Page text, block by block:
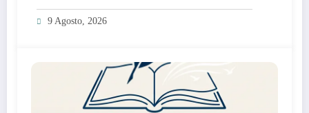
9 Agosto, 2026